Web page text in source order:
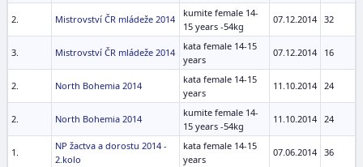
2. Mistrovství ČR mládeže 2014
kumite female 14-
15 years -54kg
07.12.2014 32
3. Mistrovství ČR mládeže 2014
kata female 14-15
years
07.12.2014 16
2. North Bohemia 2014
kata female 14-15
years
11.10.2014 24
2. North Bohemia 2014
kumite female 14-
15 years -54kg
11.10.2014 24
1.
NP žactva a dorostu 2014 -
2.kolo
kata female 14-15
years
07.06.2014 36